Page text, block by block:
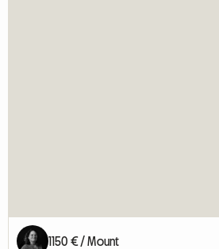
1150 € / Mount